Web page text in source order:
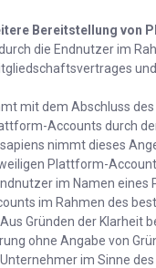
Bereitstellung von
die Endnutzer im
mit dem Abschluss
Accounts durch
nimmt dieses
Plattform-
im Namen
im Rahmen des
Gründen der Klarheit
ohne Angabe von
im Sinne des